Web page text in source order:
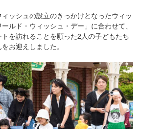
ッシュの設立のきっかけとなったウィッ
ルド・ウィッシュ・デー」に合わせて、
を訪れることを願った2人の子どもたち
お迎えしました。